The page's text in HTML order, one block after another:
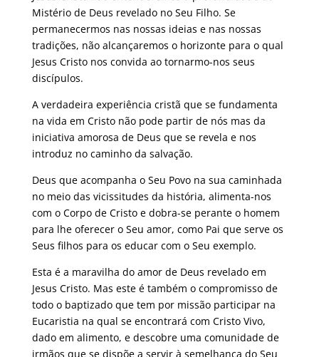
Mistério de Deus revelado no Seu Filho. Se
permanecermos nas nossas ideias e nas nossas
tradições, não alcançaremos o horizonte para o qual
Jesus Cristo nos convida ao tornarmo-nos seus
discípulos.
A verdadeira experiência cristã que se fundamenta
na vida em Cristo não pode partir de nós mas da
iniciativa amorosa de Deus que se revela e nos
introduz no caminho da salvação.
Deus que acompanha o Seu Povo na sua caminhada
no meio das vicissitudes da história, alimenta-nos
com o Corpo de Cristo e dobra-se perante o homem
para lhe oferecer o Seu amor, como Pai que serve os
Seus filhos para os educar com o Seu exemplo.
Esta é a maravilha do amor de Deus revelado em
Jesus Cristo. Mas este é também o compromisso de
todo o baptizado que tem por missão participar na
Eucaristia na qual se encontrará com Cristo Vivo,
dado em alimento, e descobre uma comunidade de
irmãos que se dispõe a servir à semelhança do Seu